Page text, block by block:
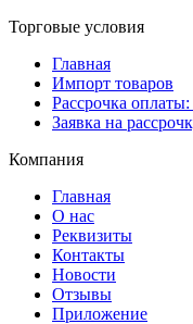
Торговые условия
Главная
Импорт товаров
Рассрочка
Заявка на
Компания
Главная
О нас
Реквизиты
Контакты
Новости
Отзывы
Приложение